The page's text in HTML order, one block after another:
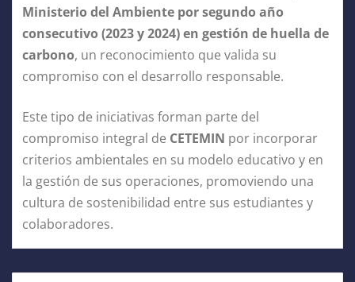
Ministerio del Ambiente por segundo año
consecutivo (2023 y 2024) en gestión de huella de
carbono, un reconocimiento que valida su
compromiso con el desarrollo responsable.
Este tipo de iniciativas forman parte del
compromiso integral de CETEMIN por incorporar
criterios ambientales en su modelo educativo y en
la gestión de sus operaciones, promoviendo una
cultura de sostenibilidad entre sus estudiantes y
colaboradores.